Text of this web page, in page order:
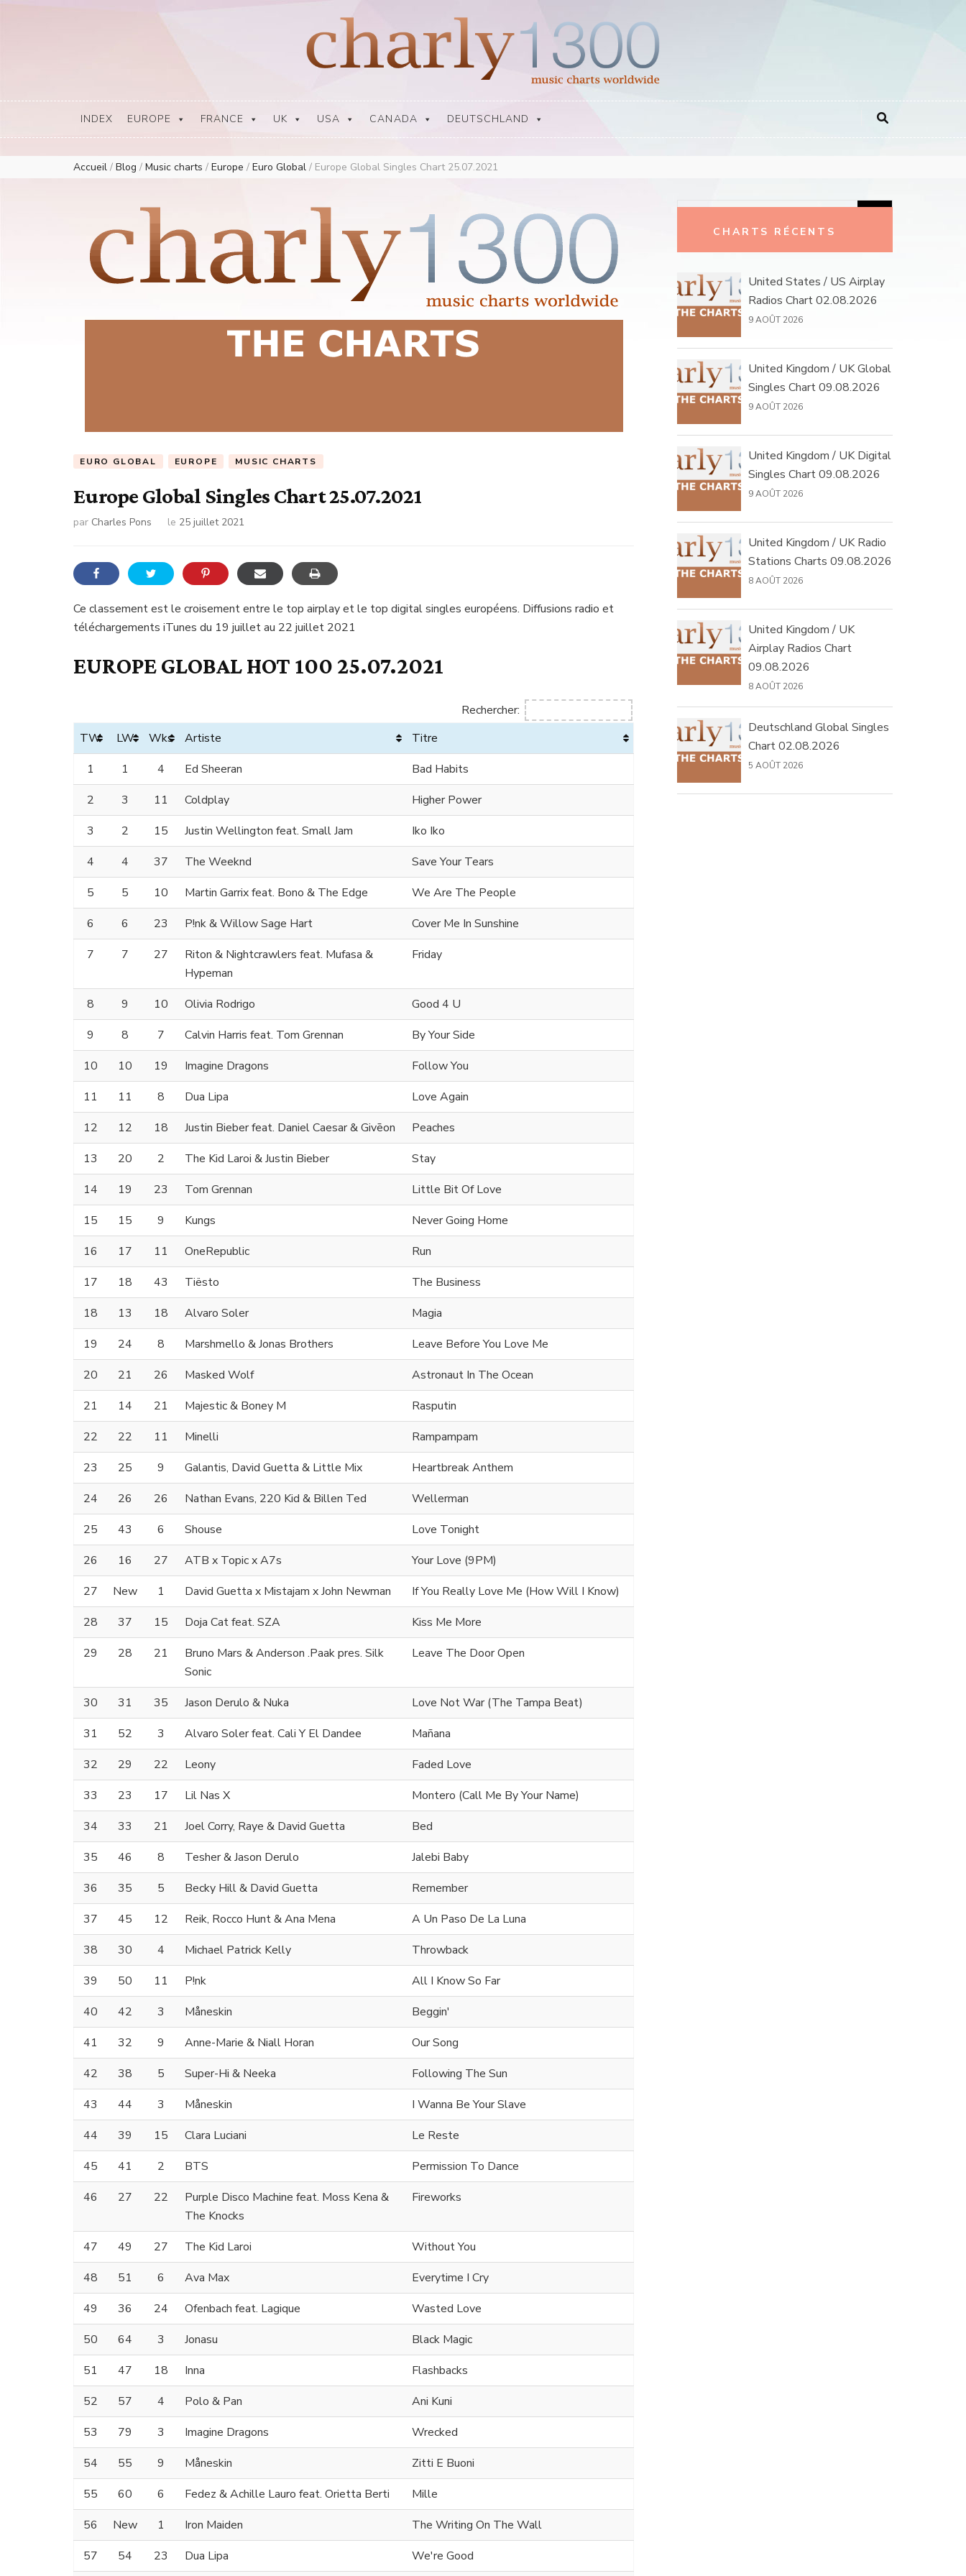
Europe Airplay Charts Radios Music Worldwide – Charly1300
European Music Charts plus USA and Australia
INDEX EUROPE FRANCE UK USA CANADA DEUTSCHLAND
Accueil / Blog / Music charts / Europe / Euro Global / Europe Global Singles Chart 25.07.2021
EURO GLOBAL EUROPE MUSIC CHARTS
Europe Global Singles Chart 25.07.2021
par Charles Pons le 25 juillet 2021
Ce classement est le croisement entre le top airplay et le top digital singles européens. Diffusions radio et
téléchargements iTunes du 19 juillet au 22 juillet 2021
EUROPE GLOBAL HOT 100 25.07.2021
Rechercher:
TW
LW Wks Artiste
Titre
1
1 4 Ed Sheeran
Bad Habits
2
3 11 Coldplay
Higher Power
3
2 15 Justin Wellington feat. Small Jam
Iko Iko
4
4 37 The Weeknd
Save Your Tears
5
5 10 Martin Garrix feat. Bono & The Edge
We Are The People
6
6 23 P!nk & Willow Sage Hart
Cover Me In Sunshine
7
7 27
Riton & Nightcrawlers feat. Mufasa &
Hypeman
Friday
8 9 10 Olivia Rodrigo
Good 4 U
9
8 7 Calvin Harris feat. Tom Grennan
By Your Side
10
10 19 Imagine Dragons
Follow You
11
11 8 Dua Lipa
Love Again
12
12 18 Justin Bieber feat. Daniel Caesar & Givēon
Peaches
13
20 2 The Kid Laroi & Justin Bieber
Stay
14
19 23 Tom Grennan
Little Bit Of Love
15
15 9 Kungs
Never Going Home
16
17 11 OneRepublic
Run
17
18 43 Tiësto
The Business
18
13 18 Alvaro Soler
Magia
19
24 8 Marshmello & Jonas Brothers
Leave Before You Love Me
20
21 26 Masked Wolf
Astronaut In The Ocean
21
14 21 Majestic & Boney M
Rasputin
22
22 11 Minelli
Rampampam
23
25 9 Galantis, David Guetta & Little Mix
Heartbreak Anthem
24
26 26 Nathan Evans, 220 Kid & Billen Ted
Wellerman
25
43 6 Shouse
Love Tonight
26
16 27 ATB x Topic x A7s
Your Love (9PM)
27
New 1 David Guetta x Mistajam x John Newman
If You Really Love Me (How Will I Know)
28
37 15 Doja Cat feat. SZA
Kiss Me More
29
28 21
Bruno Mars & Anderson .Paak pres. Silk
Sonic
Leave The Door Open
30 31 35 Jason Derulo & Nuka
Love Not War (The Tampa Beat)
31
52 3 Alvaro Soler feat. Cali Y El Dandee
Mañana
32
29 22 Leony
Faded Love
33
23 17 Lil Nas X
Montero (Call Me By Your Name)
34
33 21 Joel Corry, Raye & David Guetta
Bed
35
46 8 Tesher & Jason Derulo
Jalebi Baby
36
35 5 Becky Hill & David Guetta
Remember
37
45 12 Reik, Rocco Hunt & Ana Mena
A Un Paso De La Luna
38
30 4 Michael Patrick Kelly
Throwback
39
50 11 P!nk
All I Know So Far
40
42 3 Måneskin
Beggin'
41
32 9 Anne-Marie & Niall Horan
Our Song
42
38 5 Super-Hi & Neeka
Following The Sun
43
44 3 Måneskin
I Wanna Be Your Slave
44
39 15 Clara Luciani
Le Reste
45
41 2 BTS
Permission To Dance
46
27 22
Purple Disco Machine feat. Moss Kena &
The Knocks
Fireworks
47 49 27 The Kid Laroi
Without You
48
51 6 Ava Max
Everytime I Cry
49
36 24 Ofenbach feat. Lagique
Wasted Love
50
64 3 Jonasu
Black Magic
51
47 18 Inna
Flashbacks
52
57 4 Polo & Pan
Ani Kuni
53
79 3 Imagine Dragons
Wrecked
54
55 9 Måneskin
Zitti E Buoni
55
60 6 Fedez & Achille Lauro feat. Orietta Berti
Mille
56
New 1 Iron Maiden
The Writing On The Wall
57
54 23 Dua Lipa We're Good
CHARTS RÉCENTS
United States / US Airplay
Radios Chart 02.08.2026
9 AOÛT 2026
United Kingdom / UK Global
Singles Chart 09.08.2026
9 AOÛT 2026
United Kingdom / UK Digital
Singles Chart 09.08.2026
9 AOÛT 2026
United Kingdom / UK Radio
Stations Charts 09.08.2026
8 AOÛT 2026
United Kingdom / UK
Airplay Radios Chart
09.08.2026
8 AOÛT 2026
Deutschland Global Singles
Chart 02.08.2026
5 AOÛT 2026